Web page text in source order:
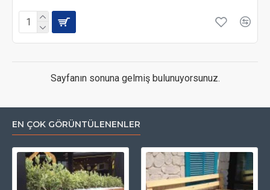
Sayfanın sonuna gelmiş bulunuyorsunuz.
EN ÇOK GÖRÜNTÜLENENLER